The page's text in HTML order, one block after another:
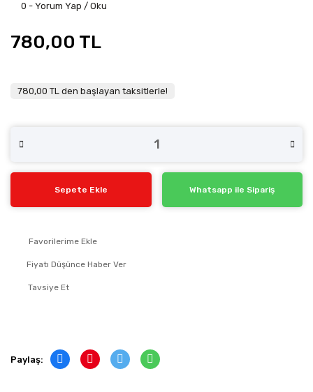
0 - Yorum Yap / Oku
780,00 TL
780,00 TL den başlayan taksitlerle!
Sepete Ekle Whatsapp ile Sipariş
Fiyatı Düşünce Haber Ver
Tavsiye Et
Paylaş: